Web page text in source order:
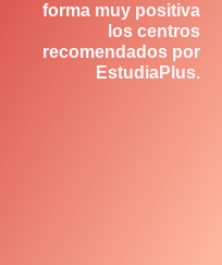
forma muy positiva
los centros
recomendados por
EstudiaPlus.